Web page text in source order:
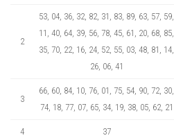
2
53, 04, 36, 32, 82, 31, 83, 89, 63, 57, 59,
11, 40, 64, 39, 56, 78, 45, 61, 20, 68, 85,
35, 70, 22, 16, 24, 52, 55, 03, 48, 81, 14,
26, 06, 41
3
66, 60, 84, 10, 76, 01, 75, 54, 90, 72, 30,
74, 18, 77, 07, 65, 34, 19, 38, 05, 62, 21
4 37